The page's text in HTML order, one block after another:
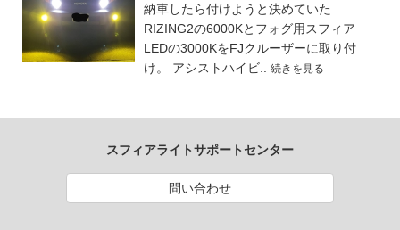
納車したら付けようと決めていた
RIZING2の6000Kとフォグ用スフィア
LEDの3000KをFJクルーザーに取り付
け。 アシストハイビ.. 続きを見る
スフィアライトサポートセンター
問い合わせ